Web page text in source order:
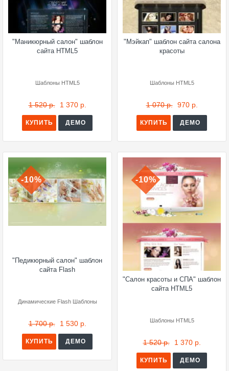
"Маникюрный салон" шаблон
сайта HTML5
Шаблоны HTML5
1 520 р. 1 370 р.
КУПИТЬ ДЕМО
"Мэйкап" шаблон сайта салона
красоты
Шаблоны HTML5
1 070 р. 970 р.
КУПИТЬ ДЕМО
-10%
"Педикюрный салон" шаблон
сайта Flash
Динамические Flash Шаблоны
1 700 р. 1 530 р.
КУПИТЬ ДЕМО
-10%
"Салон красоты и СПА" шаблон
сайта HTML5
Шаблоны HTML5
1 520 р. 1 370 р.
КУПИТЬ ДЕМО